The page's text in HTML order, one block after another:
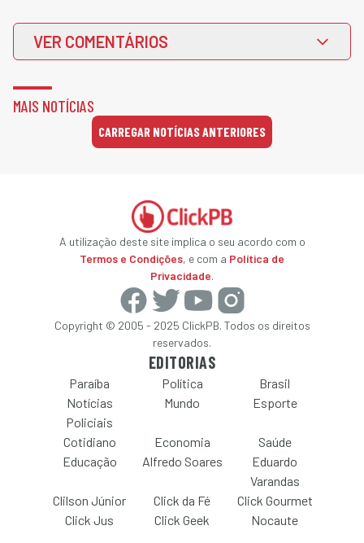
VER COMENTÁRIOS
MAIS NOTÍCIAS
CARREGAR NOTÍCIAS ANTERIORES
A utilização deste site implica o seu acordo com o
Termos e Condições, e com a Política de
Privacidade.
Copyright © 2005 - 2025 ClickPB. Todos os direitos
reservados.
EDITORIAS
Paraíba Política
Brasil
Notícias
Policiais
Mundo Esporte
Cotidiano Economia
Saúde
Educação
Alfredo Soares
Eduardo
Varandas
Clilson Júnior
Click da Fé
Click Gourmet
Click Jus
Click Geek Nocaute